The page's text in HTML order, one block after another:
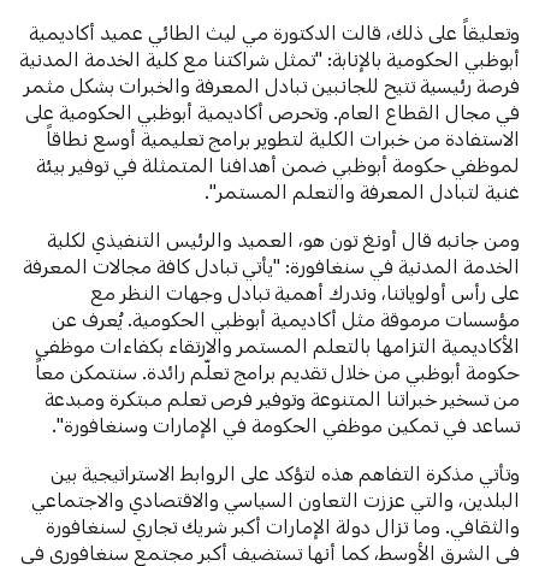
وتعليقاً على ذلك، قالت الدكتورة مي ليث الطائي عميد أكاديمية
أبوظبي الحكومية بالإنابة: "تمثل شراكتنا مع كلية الخدمة المدنية
فرصة رئيسية تتيح للجانبين تبادل المعرفة والخبرات بشكل مثمر
في مجال القطاع العام. وتحرص أكاديمية أبوظبي الحكومية على
الاستفادة من خبرات الكلية لتطوير برامج تعليمية أوسع نطاقاً
لموظفي حكومة أبوظبي ضمن أهدافنا المتمثلة في توفير بيئة
غنية لتبادل المعرفة والتعلم المستمر".
ومن جانبه قال أونغ تون هو، العميد والرئيس التنفيذي لكلية
الخدمة المدنية في سنغافورة: "يأتي تبادل كافة مجالات المعرفة
على رأس أولوياتنا، وندرك أهمية تبادل وجهات النظر مع
مؤسسات مرموقة مثل أكاديمية أبوظبي الحكومية. يُعرف عن
الأكاديمية التزامها بالتعلم المستمر والارتقاء بكفاءات موظفي
حكومة أبوظبي من خلال تقديم برامج تعلّم رائدة. سنتمكن معاً
من تسخير خبراتنا المتنوعة وتوفير فرص تعلم مبتكرة ومبدعة
تساعد في تمكين موظفي الحكومة في الإمارات وسنغافورة".
وتأتي مذكرة التفاهم هذه لتؤكد على الروابط الاستراتيجية بين
البلدين، والتي عززت التعاون السياسي والاقتصادي والاجتماعي
والثقافي. وما تزال دولة الإمارات أكبر شريك تجاري لسنغافورة
في الشرق الأوسط، كما أنها تستضيف أكبر مجتمع سنغافوري في